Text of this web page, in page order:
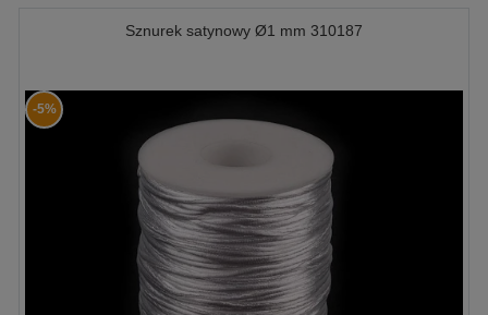
Sznurek satynowy Ø1 mm 310187
-5%